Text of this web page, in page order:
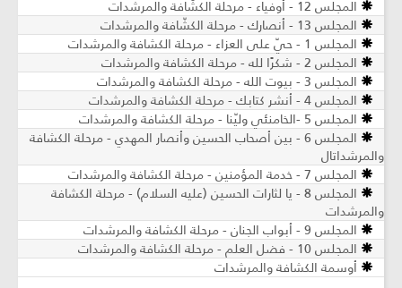
المجلس 12 - أوفياء - مرحلة الكشّافة والمرشدات
المجلس 13 - أنصارك - مرحلة الكشّافة والمرشدات
المجلس 1 - حيّ على العزاء - مرحلة الكشافة والمرشدات
المجلس 2 - شكرًا لله - مرحلة الكشافة والمرشدات
المجلس 3 - بيوت الله - مرحلة الكشافة والمرشدات
المجلس 4 - أنشر كتابك - مرحلة الكشافة والمرشدات
المجلس 5 -الخامنئي وليّنا - مرحلة الكشافة والمرشدات
المجلس 6 - بين أصحاب الحسين وأنصار المهدي - مرحلة الكشافة
والمرشداتال
المجلس 7 - خدمة المؤمنين - مرحلة الكشافة والمرشدات
المجلس 8 - يا لثارات الحسين (عليه السلام) - مرحلة الكشافة
والمرشدات
المجلس 9 - أبواب الجنان - مرحلة الكشافة والمرشدات
المجلس 10 - فضل العلم - مرحلة الكشافة والمرشدات
أوسمة الكشافة والمرشدات